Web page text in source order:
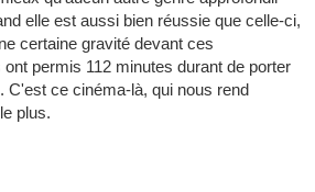
elle est aussi bien réussie que celle-ci,
certaine gravité devant ces
permis 112 minutes durant de porter
C'est ce cinéma-là, qui nous rend
plus.